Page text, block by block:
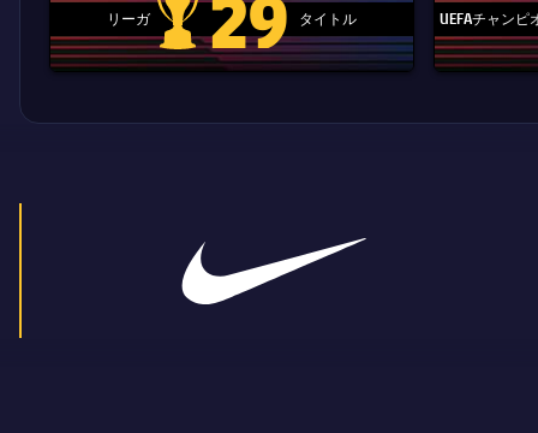
リーガ
La Liga trophy
タイトル UEFAチャンピ